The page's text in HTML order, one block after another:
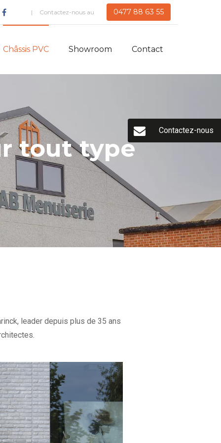
Châssis PVC Showroom Contact
Contactez-nous au 0477 88 63 55
tout type
leader depuis plus de 35 ans
Contactez-nous